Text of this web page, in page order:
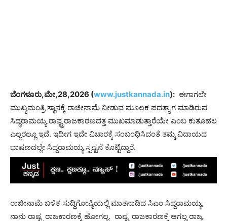
ಬೆಂಗಳೂರು,ಮೇ,28,2026 (www.justkannada.in): ಈಗಾಗಲೇ
ಮುಖ್ಯಮಂತ್ರಿ ಸ್ಥಾನಕ್ಕೆ ರಾಜೀನಾಮೆ ನೀಡುವ ಮೂಲಕ ಪದತ್ಯಾಗ ಮಾಡಿರುವ
ಸಿದ್ಧರಾಮಯ್ಯ ರಾಷ್ಟ್ರರಾಜಕಾರಣದತ್ತ ಮುಖಮಾಡುತ್ತಾರೆಯೇ ಎಂಬ ಕುತೂಹಲ
ಎಲ್ಲರಲ್ಲೂ ಇದೆ. ಇದೀಗ ಇದೇ ವಿಚಾರಕ್ಕೆ ಸಂಬಂಧಿಸಿದಂತೆ ತಮ್ಮ ವಿದಾಯದ
ಭಾಷಣದಲ್ಲೇ ಸಿದ್ದರಾಮಯ್ಯ ಸ್ಪಷ್ಟನೆ ಕೊಟ್ಟಿದ್ದಾರೆ.
ರಾಜೀನಾಮೆ ಬಳಿಕ ಸುದ್ದಿಗೋಷ್ಠಿಯಲ್ಲಿ ಮಾತನಾಡಿದ ಸಿಎಂ ಸಿದ್ದರಾಮಯ್ಯ,
ನಾನು ರಾಷ್ಟ್ರ ರಾಜಕಾರಣಕ್ಕೆ ಹೋಗಲ್ಲ. ರಾಷ್ಟ್ರ ರಾಜಕಾರಣಕ್ಕೆ ಆಗಲ್ಲ ರಾಜ್ಯ